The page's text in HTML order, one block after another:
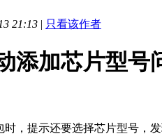
21:13 | 只看该作者
添加芯片型号
，提示还要选择芯片型号，